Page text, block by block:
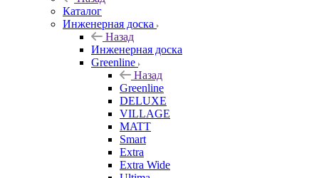
Каталог
Инженерная доска
Назад
Инженерная доска
Greenline
Назад
Greenline
DELUXE
VILLAGE
MATT
Smart
Extra
Extra Wide